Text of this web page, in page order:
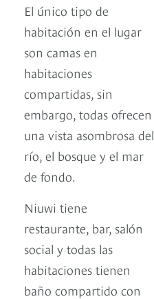
El único tipo de
habitación en el lugar
son camas en
habitaciones
compartidas, sin
embargo, todas ofrecen
una vista asombrosa del
río, el bosque y el mar
de fondo.
Niuwi tiene
restaurante, bar, salón
social y todas las
habitaciones tienen
baño compartido con